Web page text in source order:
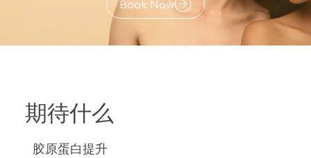
Book Now
胶原蛋白提升
期待什么